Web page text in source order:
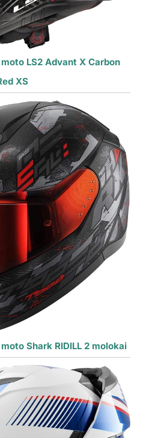
LS2 Advant X Carbon
XS
Shark RIDILL 2 molokai